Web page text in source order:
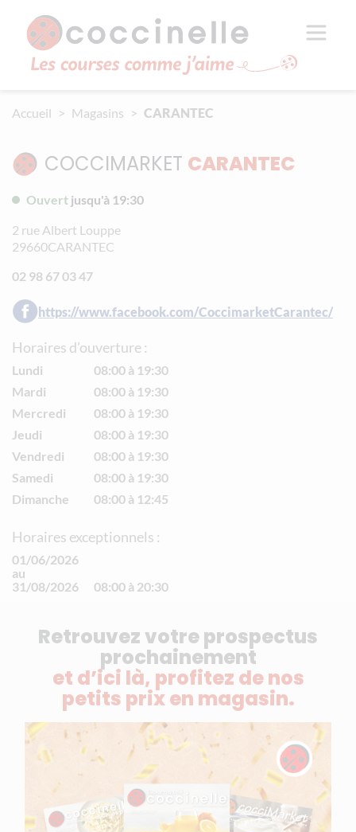
Accueil Magasins CARANTEC
COCCIMARKET CARANTEC
Ouvert jusqu'à 19:30
2 rue Albert Louppe
29660CARANTEC
02 98 67 03 47
https://www.facebook.com/CoccimarketCarantec/
Horaires d’ouverture :
Lundi
08:00 à 19:30
Mardi
08:00 à 19:30
Mercredi
08:00 à 19:30
Jeudi
08:00 à 19:30
Vendredi
08:00 à 19:30
Samedi
08:00 à 19:30
Dimanche
08:00 à 12:45
Horaires exceptionnels :
01/06/2026
au
31/08/2026
08:00 à 20:30
Retrouvez votre prospectus
prochainement
et d’ici là, profitez de nos
petits prix en magasin.